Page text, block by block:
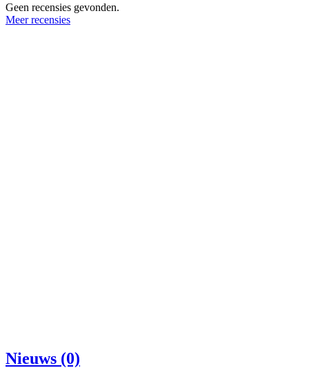
Geen recensies gevonden.
Meer recensies
Nieuws (0)